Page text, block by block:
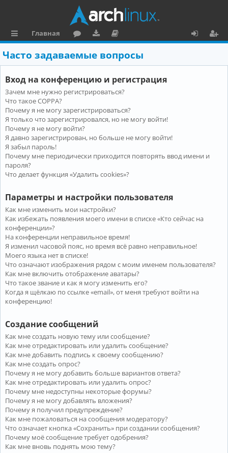
ы
л
к
и
Главная
ру
м
ру
зк
и
ку
м
е
н
та
ц
и
я
о
и
Часто задаваемые вопросы
Вход на конференцию и регистрация
Зачем мне нужно регистрироваться?
Что такое COPPA?
Почему я не могу зарегистрироваться?
Я только что зарегистрировался, но не могу войти!
Почему я не могу войти?
Я давно зарегистрирован, но больше не могу войти!
Я забыл пароль!
Почему мне периодически приходится повторять ввод имени и
пароля?
Что делает функция «Удалить cookies»?
Параметры и настройки пользователя
Как мне изменить мои настройки?
Как избежать появления моего имени в списке «Кто сейчас на
конференции»?
На конференции неправильное время!
Я изменил часовой пояс, но время всё равно неправильное!
Моего языка нет в списке!
Что означают изображения рядом с моим именем пользователя?
Как мне включить отображение аватары?
Что такое звание и как я могу изменить его?
Когда я щёлкаю по ссылке «email», от меня требуют войти на
конференцию!
Создание сообщений
Как мне создать новую тему или сообщение?
Как мне отредактировать или удалить сообщение?
Как мне добавить подпись к своему сообщению?
Как мне создать опрос?
Почему я не могу добавить больше вариантов ответа?
Как мне отредактировать или удалить опрос?
Почему мне недоступны некоторые форумы?
Почему я не могу добавлять вложения?
Почему я получил предупреждение?
Как мне пожаловаться на сообщения модератору?
Что означает кнопка «Сохранить» при создании сообщения?
Почему моё сообщение требует одобрения?
Как мне вновь поднять мою тему?